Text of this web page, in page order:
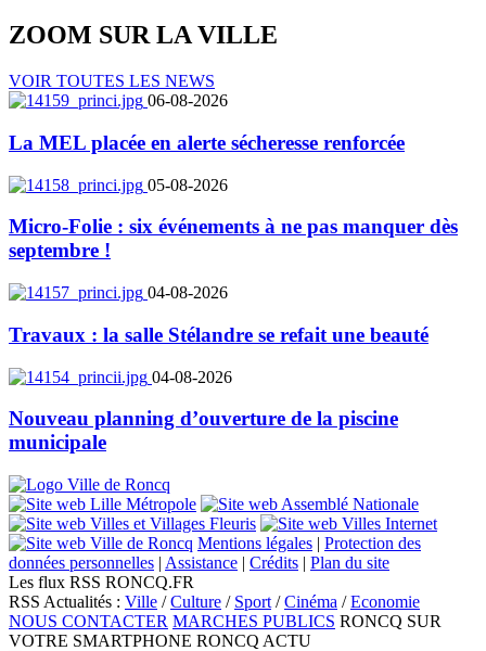
ZOOM SUR LAVILLE
VOIR TOUTES LES NEWS
06-08-2026
La MEL placée en alerte sécheresse renforcée
05-08-2026
Micro-Folie : six événements à ne pas manquer dès
septembre !
04-08-2026
Travaux : la salle Stélandre se refait une beauté
04-08-2026
Nouveau planning d’ouverture de la piscine
municipale
Mentions légales | Protection des
données personnelles | Assistance | Crédits | Plan du site
Les flux RSS RONCQ.FR
RSS Actualités : Ville /Culture / Sport /Cinéma /Economie
NOUS CONTACTER MARCHES PUBLICS RONCQ SUR
VOTRE SMARTPHONE RONCQ ACTU